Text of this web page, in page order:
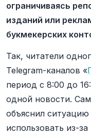
ограничиваясь
изданий или
букмекерских
Так, читатели
Telegram-каналов «
период с 8:00 до
одной новости.
объяснил
использовать из-